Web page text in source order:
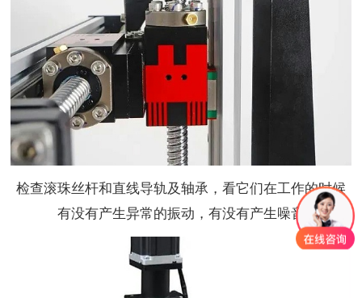
检查滚珠丝杆和直线导轨及轴承，看它们在工作的时候
有没有产生异常的振动，有没有产生噪音